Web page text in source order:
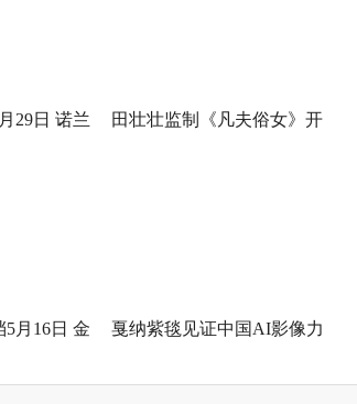
29日 诺兰 田壮壮监制《凡夫俗女》开
5月16日 金 戛纳紫毯见证中国AI影像力